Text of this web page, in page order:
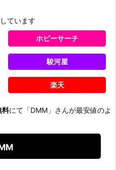
ています
ホビーサーチ
駿河屋
楽天
料にて「DMM」さんが最安値のよ